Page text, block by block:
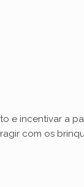
e incentivar a
com os